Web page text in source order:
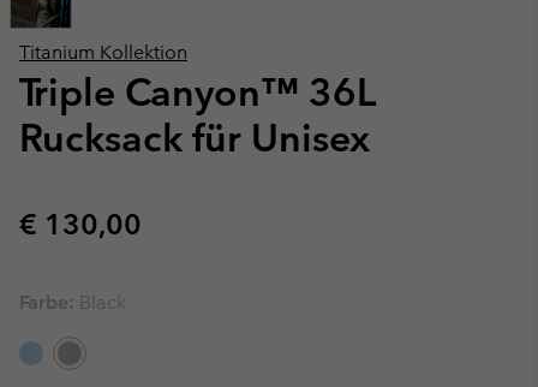
Titanium Kollektion
Triple Canyon™ 36L
Rucksack für Unisex
Regular price:
€ 130,00
Farbe: Black